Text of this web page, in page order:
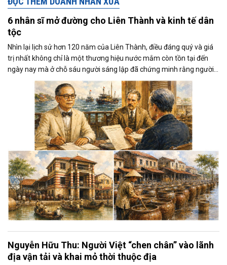
6 nhân sĩ mở đường cho Liên Thành và kinh tế dân
tộc
Nhìn lại lịch sử hơn 120 năm của Liên Thành, điều đáng quý và giá
trị nhất không chỉ là một thương hiệu nước mắm còn tồn tại đến
ngày nay mà ở chỗ sáu người sáng lập đã chứng minh rằng người
Việt hoàn toàn có thể xây dựng những doanh nghiệp hiện đại, tự
chủ và đủ sức cạnh tranh ngay trong hoàn cảnh khó khăn nhất của
Nguyễn Hữu Thu: Người Việt “chen chân” vào lãnh
địa vận tải và khai mỏ thời thuộc địa